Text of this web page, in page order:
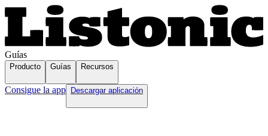
Guías
Producto Guías Recursos
Consigue la app Descargar aplicación